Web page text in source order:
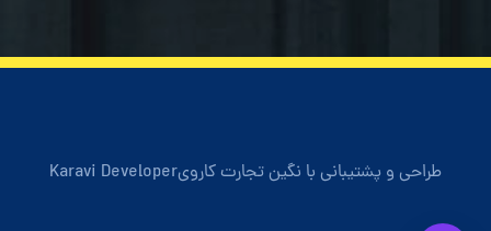
طراحی و پشتیبانی با نگین تجارت کارویKaravi Developer